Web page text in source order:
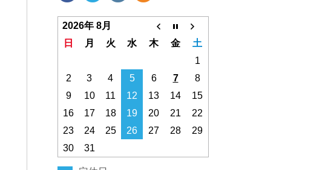
2026年 8月
日
月 火 水 木 金
土
1
2
3 4 5 6 7
8
9
10 11 12 13 14
15
16
17 18 19 20 21
22
23
24 25 26 27 28
29
30
31